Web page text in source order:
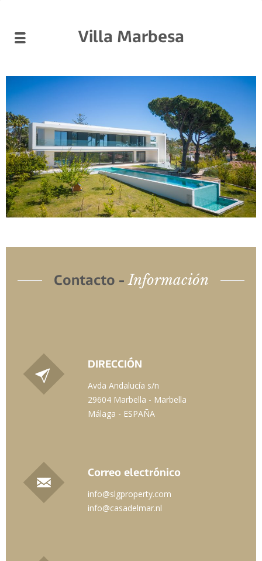
Villa Marbesa
Contacto -Información
DIRECCIÓN
Avda Andalucía s/n
29604 Marbella - Marbella
Málaga - ESPAÑA
Correo electrónico
info@slgproperty.com
info@casadelmar.nl